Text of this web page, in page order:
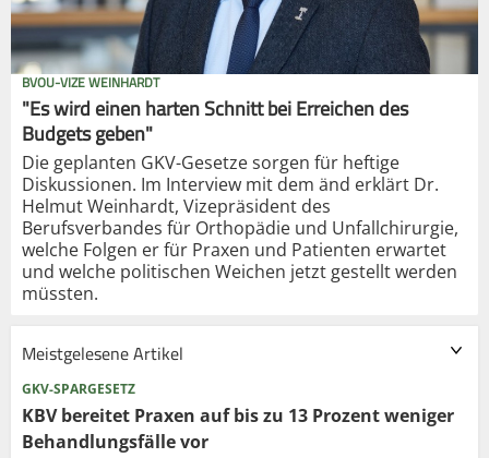
BVOU-VIZE WEINHARDT
"Es wird einen harten Schnitt bei Erreichen des
Budgets geben"
Die geplanten GKV-Gesetze sorgen für heftige
Diskussionen. Im Interview mit dem änd erklärt Dr.
Helmut Weinhardt, Vizepräsident des
Berufsverbandes für Orthopädie und Unfallchirurgie,
welche Folgen er für Praxen und Patienten erwartet
und welche politischen Weichen jetzt gestellt werden
müssten.
Meistgelesene Artikel
GKV-SPARGESETZ
KBV bereitet Praxen auf bis zu 13 Prozent weniger
Behandlungsfälle vor